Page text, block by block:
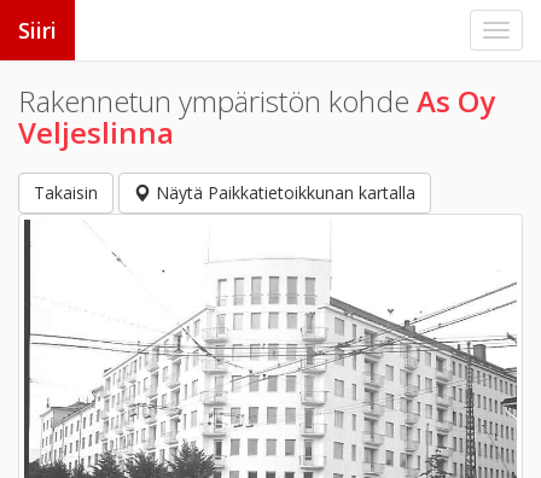
Siiri
Rakennetun ympäristön kohde As Oy
Veljeslinna
Takaisin Näytä Paikkatietoikkunan kartalla